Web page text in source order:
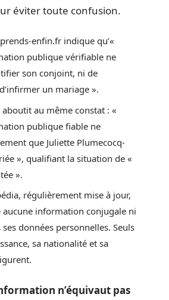
éviter toute confusion.
enfin.fr indique qu’«
publique vérifiable ne
son conjoint, ni de
un mariage ».
au même constat : «
publique fiable ne
que Juliette Plumecocq-
», qualifiant la situation de «
».
régulièrement mise à jour,
aucune information conjugale ni
données personnelles. Seuls
sa nationalité et sa
n’équivaut pas